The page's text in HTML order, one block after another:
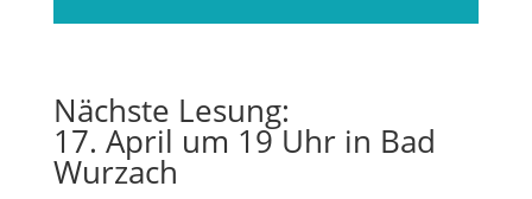
Nächste Lesung:
17. April um 19 Uhr in Bad
Wurzach